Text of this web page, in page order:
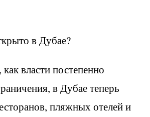
в Дубае?
власти постепенно
в Дубае теперь
пляжных отелей и